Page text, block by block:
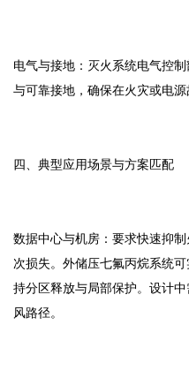
电气与接地：灭火系统电气控
与可靠接地，确保在火灾或电源
四、典型应用场景与方案匹配
数据中心与机房：要求快速抑
次损失。外储压七氟丙烷系统
持分区释放与局部保护。设计
风路径。